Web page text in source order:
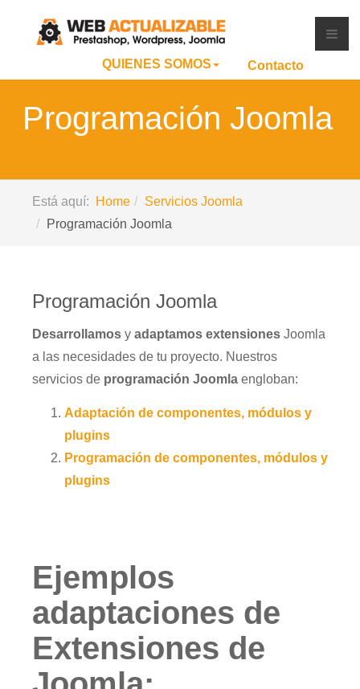
QUIENES SOMOS Contacto
Programación Joomla
Está aquí: Home
Servicios Joomla
Programación Joomla
Programación Joomla
Desarrollamos y adaptamos extensiones Joomla
a las necesidades de tu proyecto. Nuestros
servicios de programación Joomla engloban:
Adaptación de componentes, módulos y
plugins
Programación de componentes, módulos y
plugins
Ejemplos
adaptaciones de
Extensiones de